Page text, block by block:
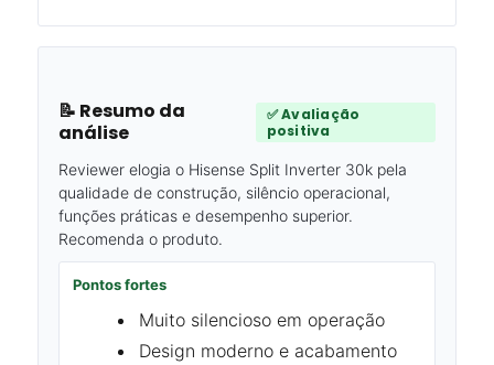
📝 Resumo da
análise
✅ Avaliação
positiva
Reviewer elogia o Hisense Split Inverter 30k pela
qualidade de construção, silêncio operacional,
funções práticas e desempenho superior.
Recomenda o produto.
Pontos fortes
Muito silencioso em operação
Design moderno e acabamento